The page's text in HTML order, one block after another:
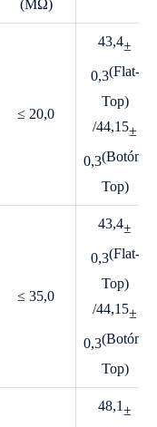
(MΩ)
≤ 20,0
43,4±
0,3(Flat-
Top)
/44,15±
0,3(Botón-
Top)
≤ 35,0
43,4±
0,3(Flat-
Top)
/44,15±
0,3(Botón-
Top)
48,1±